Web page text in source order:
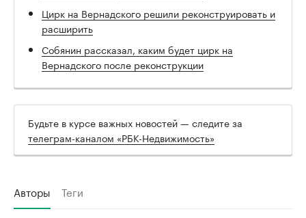
Цирк на Вернадского решили реконструировать и
расширить
Собянин рассказал, каким будет цирк на
Вернадского после реконструкции
Будьте в курсе важных новостей — следите за
телеграм-каналом «РБК-Недвижимость»
Авторы Теги